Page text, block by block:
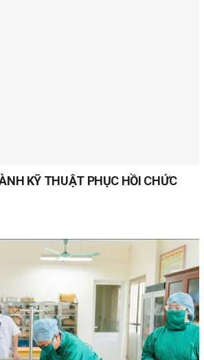
KỸ THUẬT PHỤC HỒI CHỨC